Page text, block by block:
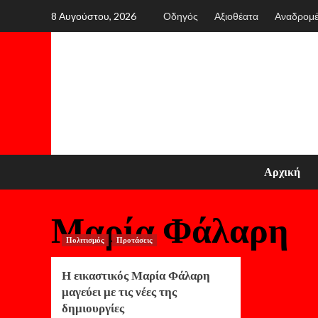
8 Αυγούστου, 2026 Οδηγός Αξιοθέατα
Αρχική
Μαρία Φάλαρη
Πολιτισμός Προτάσεις
Η εικαστικός Μαρία Φάλαρη
μαγεύει με τις νέες της
δημιουργίες